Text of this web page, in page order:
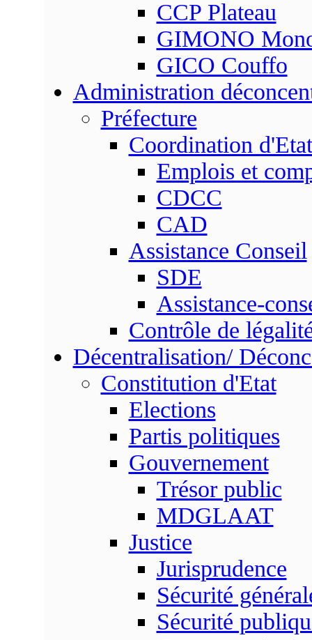
CCP Plateau
GIMONO
GICO Couffo
Administration
Préfecture
Coordination d'Etat
Emplois et
CDCC
CAD
Assistance Conseil
SDE
Assistance-
Contrôle de
Décentralisation/
Constitution d'Etat
Elections
Partis politiques
Gouvernement
Trésor public
MDGLAAT
Justice
Jurisprudence
Sécurité
Sécurité